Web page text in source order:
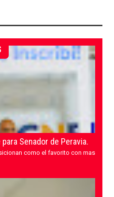
Senador de Peravia.
como el favorito con mas